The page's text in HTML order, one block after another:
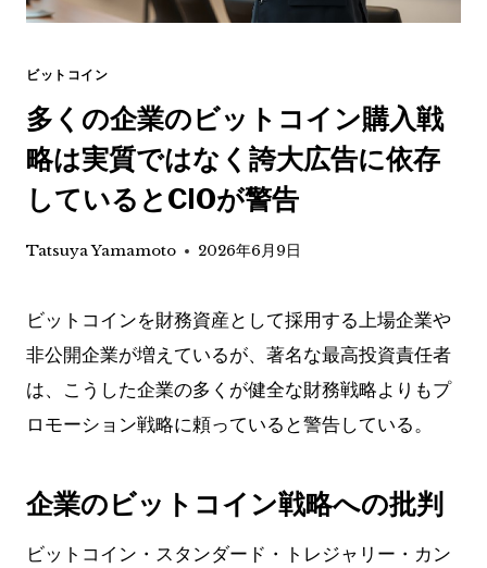
ビットコイン
多くの企業のビットコイン購入戦
略は実質ではなく誇大広告に依存
しているとCIOが警告
Tatsuya Yamamoto 2026年6月9日
ビットコインを財務資産として採用する上場企業や
非公開企業が増えているが、著名な最高投資責任者
は、こうした企業の多くが健全な財務戦略よりもプ
ロモーション戦略に頼っていると警告している。
企業のビットコイン戦略への批判
ビットコイン・スタンダード・トレジャリー・カン